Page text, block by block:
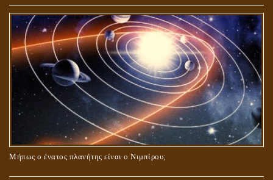
Μήπως ο ένατος πλανήτης είναι ο Νιμπίρου;